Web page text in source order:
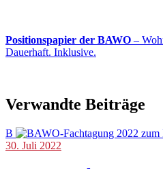
Positionspapier der BAWO –
Dauerhaft. Inklusive.
Verwandte Beiträge
B
Blog,
30. Juli 2022